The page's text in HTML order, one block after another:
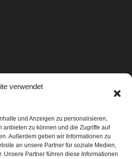
verwendet
und Anzeigen zu personalisieren,
anbieten zu können und die Zugriffe auf
Außerdem geben wir Informationen zu
an unsere Partner für soziale Medien,
Unsere Partner führen diese Informationen